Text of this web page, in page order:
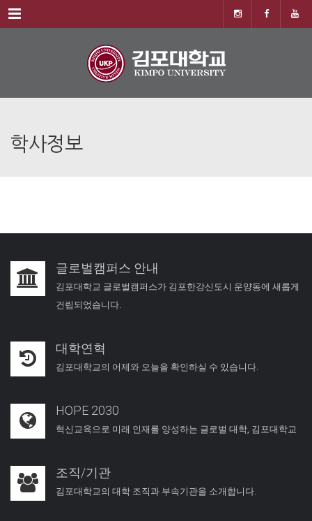
Menu
학사정보
글로벌캠퍼스 안내
김포대학교 글로벌캠퍼스가 김포한강신도시 운양동에 새롭게
건립되었습니다.
대학연혁
김포대학교의 어제와 오늘을 확인하실 수 있습니다.
HOPE 2030
혁신교육으로 미래 인재를 양성하는 글로벌 대학, 김포대학교
조직/기관
김포대학교의 대학 조직과 부속기관을 소개합니다.